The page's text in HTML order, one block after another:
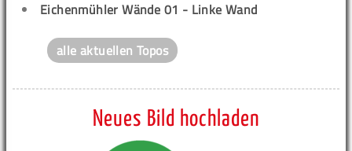
Eichenmühler Wände 01 - Linke Wand
alle aktuellen Topos
Neues Bild hochladen